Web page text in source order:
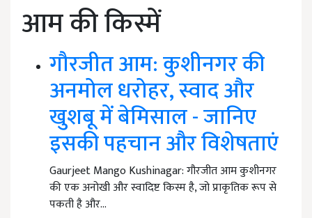
आम की किस्में
गौरजीत आम: कुशीनगर की
अनमोल धरोहर, स्वाद और
खुशबू में बेमिसाल - जानिए
इसकी पहचान और विशेषताएं
Gaurjeet Mango Kushinagar: गौरजीत आम कुशीनगर
की एक अनोखी और स्वादिष्ट किस्म है, जो प्राकृतिक रूप से
पकती है और…